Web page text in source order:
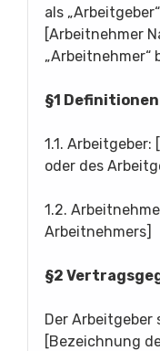
als
[Arbeitnehmer
„Arbeitnehmer“
§1
1.1.
oder des
1.2.
Arbeitnehmers]
§2
Der
[Bezeichnung